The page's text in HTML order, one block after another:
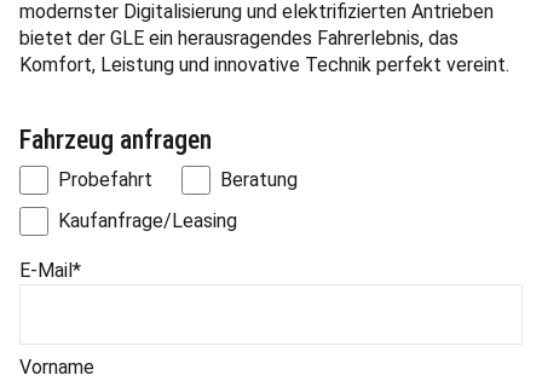
modernster Digitalisierung und elektrifizierten Antrieben
bietet der GLE ein herausragendes Fahrerlebnis, das
Komfort, Leistung und innovative Technik perfekt vereint.
Fahrzeug anfragen
Probefahrt
Beratung
Kaufanfrage/Leasing
E-Mail*
Vorname